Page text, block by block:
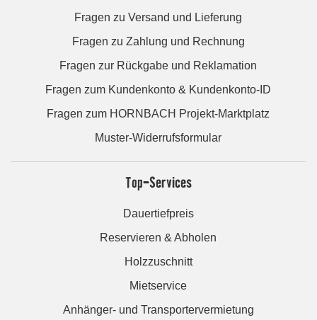
Fragen zu Versand und Lieferung
Fragen zu Zahlung und Rechnung
Fragen zur Rückgabe und Reklamation
Fragen zum Kundenkonto & Kundenkonto-ID
Fragen zum HORNBACH Projekt-Marktplatz
Muster-Widerrufsformular
Top-Services
Dauertiefpreis
Reservieren & Abholen
Holzzuschnitt
Mietservice
Anhänger- und Transportervermietung